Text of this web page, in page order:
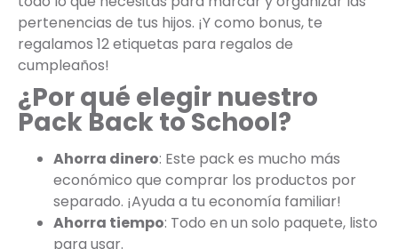
pertenencias de tus hijos. ¡Y como bonus, te
regalamos 12 etiquetas para regalos de
cumpleaños!
¿Por qué elegir nuestro
Pack Back to School?
Ahorra dinero: Este pack es mucho más
económico que comprar los productos por
separado. ¡Ayuda a tu economía familiar!
Ahorra tiempo: Todo en un solo paquete, listo
para usar.